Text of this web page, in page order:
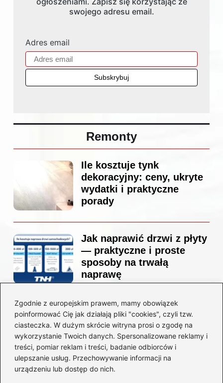
Zgodnie z europejskim prawem, mamy obowiązek
poinformować Cię jak działają pliki "cookies", czyli tzw.
ciasteczka. W dużym skrócie witryna prosi o zgodę na
wykorzystanie Twoich danych. Spersonalizowane reklamy i
treści, pomiar reklam i treści, badanie odbiorców i
ulepszanie usług. Przechowywanie informacji na
urządzeniu lub dostęp do nich.
swojego adresu email.
Adres email
Remonty
Ile kosztuje tynk
dekoracyjny: ceny, ukryte
wydatki i praktyczne
porady
Jak naprawić drzwi z płyty
— praktyczne i proste
sposoby na trwałą
naprawę
Ile kosztuje projekt
łazienki u architekta —
ceny, które naprawdę
zaskoczą